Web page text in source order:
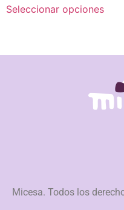
Seleccionar opciones
Micesa. Todos los